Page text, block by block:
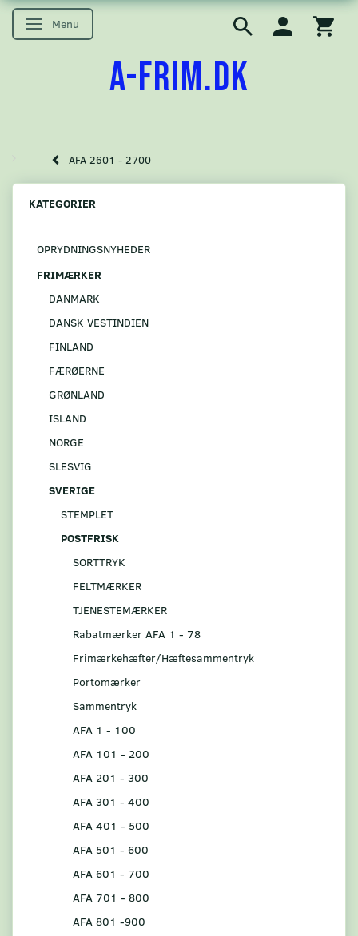
Skifte navigation
Menu
A-FRIM.DK
AFA 2601 - 2700
KATEGORIER
OPRYDNINGSNYHEDER
FRIMÆRKER
DANMARK
DANSK VESTINDIEN
FINLAND
FÆRØERNE
GRØNLAND
ISLAND
NORGE
SLESVIG
SVERIGE
STEMPLET
POSTFRISK
SORTTRYK
FELTMÆRKER
TJENESTEMÆRKER
Rabatmærker AFA 1 - 78
Frimærkehæfter/Hæftesammentryk
Portomærker
Sammentryk
AFA 1 - 100
AFA 101 - 200
AFA 201 - 300
AFA 301 - 400
AFA 401 - 500
AFA 501 - 600
AFA 601 - 700
AFA 701 - 800
AFA 801 -900